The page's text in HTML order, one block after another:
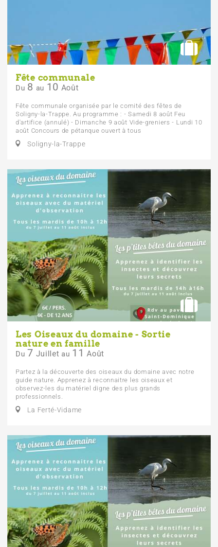
Fête communale
Du 8 au 10 Août
Fête communale organisée par le comité des fêtes de
Soligny-la-Trappe. Au programme : - Samedi 8 août Feu
d'artifice (annulé) - Dimanche 9 août Vide-greniers - Lundi 10
août Concours de pétanque ouvert à tous
Soligny-la-Trappe
Les Oiseaux du domaine - Sortie
nature en famille
Du 7 Juillet au 11 Août
Partez à la découverte des oiseaux du domaine avec notre
guide nature. Apprenez à reconnaitre les oiseaux et
observez-les du matériel digne des plus grands
professionnels.
La Ferté-Vidame